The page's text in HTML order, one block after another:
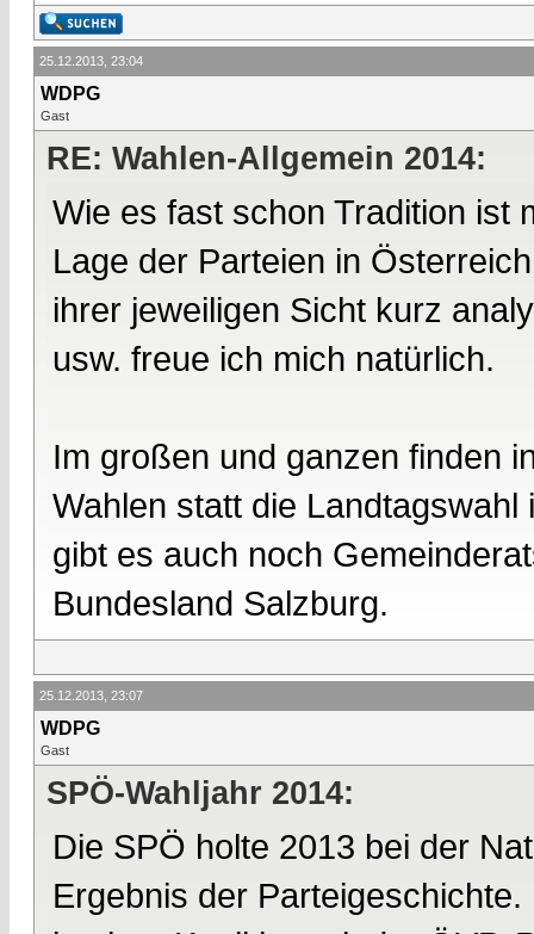
25.12.2013, 23:04
WDPG
Gast
RE: Wahlen-Allgemein 2014:
Wie es fast schon Tradition ist
Lage der Parteien in
ihrer jeweiligen Sicht kurz
usw. freue ich mich natürlich.
Im großen und ganzen finden
Wahlen statt die
gibt es auch noch
Bundesland Salzburg.
25.12.2013, 23:07
WDPG
Gast
SPÖ-Wahljahr 2014:
Die SPÖ holte 2013 bei der
Ergebnis der